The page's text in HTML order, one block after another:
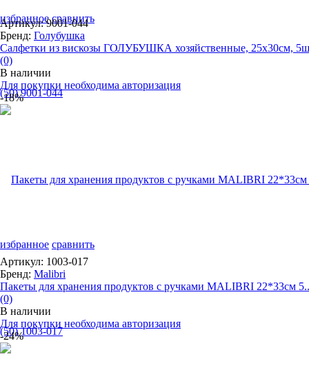
избранное сравнить
избранное сравнить
Артикул: 9001-044
Бренд: Голубушка
Салфетки из вискозы ГОЛУБУШКА хозяйственные, 25х30см,
(0)
В наличии
Для покупки необходима авторизация
-18%
Артикул: 1003-017
Бренд: Malibri
Пакеты для хранения продуктов с ручками MALIBRI 22*33см
(0)
В наличии
Для покупки необходима авторизация
-24%